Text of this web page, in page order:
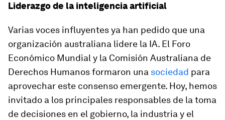
Liderazgo de la inteligencia artificial
Varias voces influyentes ya han pedido que una
organización australiana lidere la IA. El Foro
Económico Mundial y la Comisión Australiana de
Derechos Humanos formaron una sociedad para
aprovechar este consenso emergente. Hoy, hemos
invitado a los principales responsables de la toma
de decisiones en el gobierno, la industria y el